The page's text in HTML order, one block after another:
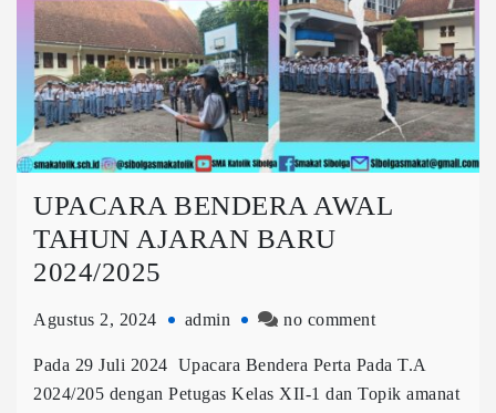
UPACARA BENDERA AWAL
TAHUN AJARAN BARU
2024/2025
Agustus 2, 2024 admin no comment
Pada 29 Juli 2024 Upacara Bendera Perta Pada T.A
2024/205 dengan Petugas Kelas XII-1 dan Topik amanat